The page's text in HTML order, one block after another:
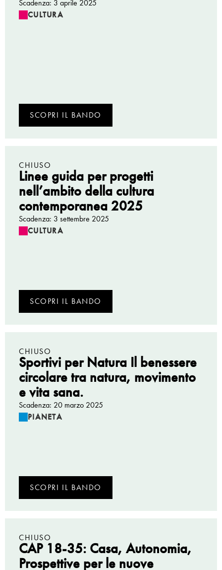
Scadenza: 3 aprile 2025
CULTURA
SCOPRI IL BANDO
CHIUSO
Linee guida per progetti
nell’ambito della cultura
contemporanea 2025
Scadenza: 3 settembre 2025
CULTURA
SCOPRI IL BANDO
CHIUSO
Sportivi per Natura Il benessere
circolare tra natura, movimento
e vita sana.
Scadenza: 20 marzo 2025
PIANETA
SCOPRI IL BANDO
CHIUSO
CAP 18-35: Casa, Autonomia,
Prospettive per le nuove